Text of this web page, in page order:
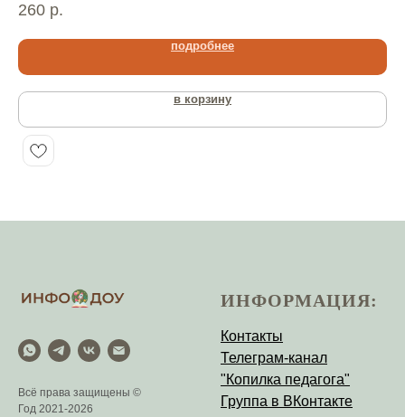
260 р.
подробнее
в корзину
Всё права защищены ©
Год 2021-2026
ИНФОРМАЦИЯ:
Контакты
Телеграм-канал
"Копилка педагога"
Группа в ВКонтакте